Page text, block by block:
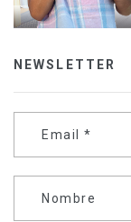
NEWSLETTER
Email *
Nombre